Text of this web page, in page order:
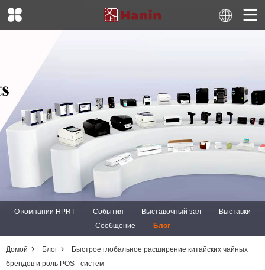
О компании HPRT События Выставочный зал
Выставки
Сообщение
Блог
Домой Блог
Быстрое глобальное расширение китайских чайных
брендов и роль POS - систем